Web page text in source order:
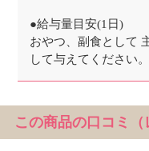
●給与量目安(1日)
おやつ、副食として
して与えてください。
この商品の口コミ（